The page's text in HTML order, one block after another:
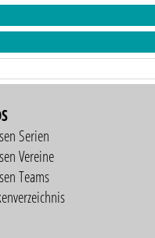
Serien
Vereine
Teams